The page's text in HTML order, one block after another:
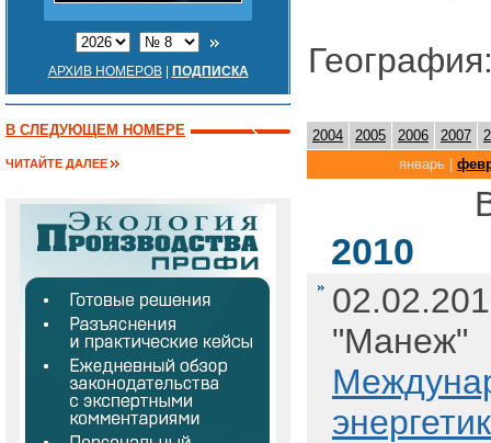
АРХИВ НОМЕРОВ| ПОДПИСКА
В СЛЕДУЮЩЕМ НОМЕРЕ
ЧИТАЙТЕ ДАЛЕЕ
2004 2005 2006 2007
январь |
2010
"Манеж"